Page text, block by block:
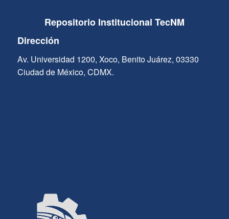
Repositorio Institucional TecNM
Dirección
Av. Universidad 1200, Xoco, Benito Juárez, 03330
Ciudad de México, CDMX.